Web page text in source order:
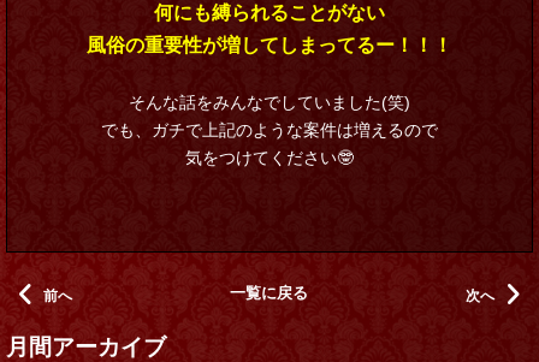
何にも縛られることがない
風俗の重要性が増してしまってるー！！！
そんな話をみんなでしていました(笑)
でも、ガチで上記のような案件は増えるので
気をつけてください🤓
前へ 一覧に戻る 次へ
月間アーカイブ